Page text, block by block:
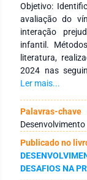
Objetivo:
avaliação do
interação
infantil.
literatura,
2024 nas
Saúde,
disponíveis
questão
Após a seleção
no software
compreensão
convergiram
Ler mais...
Palavras-chave
Publicado no
DESAFIOS NA